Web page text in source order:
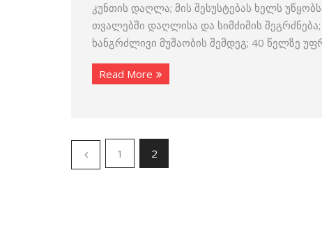
კუნთის დაღლა; მის შესუსტებას ხელს
თვალებში დაღლისა და სიმძიმის
ხანგრძლივი მუშაობის შემდეგ; 40 წელზე
Read More
1 2